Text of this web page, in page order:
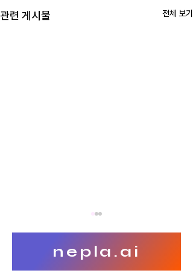
관련 게시물 전체 보기
nepla.ai